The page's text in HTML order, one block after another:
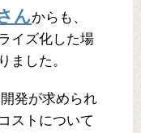
んからも、
イズ化した場
ました。
発が求められ
ストについて